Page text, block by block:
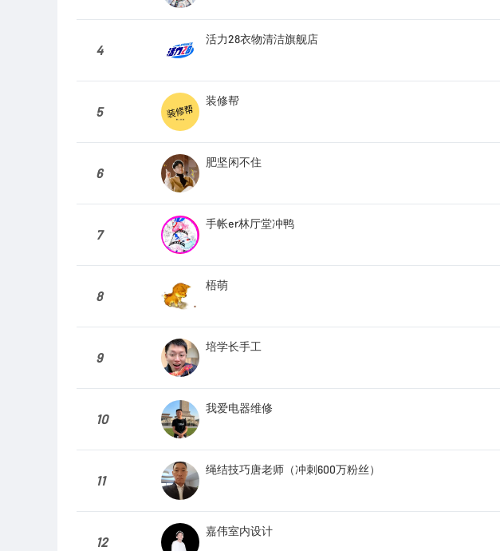
4
活力28衣物清洁旗舰店
5
装修帮
6
肥坚闲不住
7
手帐er林厅堂冲鸭
8
梧萌
9
培学长手工
10
我爱电器维修
11
绳结技巧唐老师（冲刺600万粉丝）
12
嘉伟室内设计